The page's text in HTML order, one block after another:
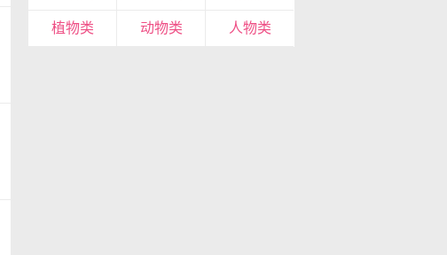
植物类 动物类 人物类